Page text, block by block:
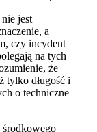
jest
a
czy incydent
na tych
że
tylko długość i
o techniczne
środkowego